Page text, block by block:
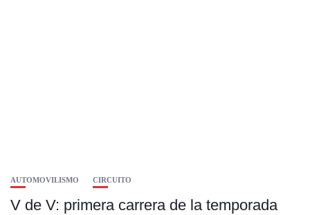
AUTOMOVILISMO CIRCUITO
V de V: primera carrera de la temporada